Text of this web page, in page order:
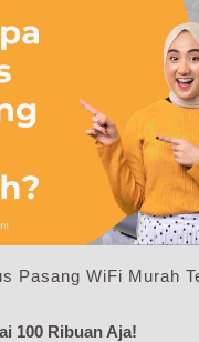
Pasang WiFi Murah
100 Ribuan Aja!